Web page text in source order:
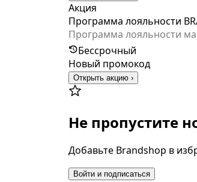
Акция
Программа лояльности
Программа лояльности
персональной скидки, размер которой
— сумма покупок от 100 000 до 199 999 ₽
оформить карту
карты потребуется
Бессрочный
Новый промокод
Открыть акцию ›
Не пропустите
Добавьте Brandshop в
Войти и подписаться